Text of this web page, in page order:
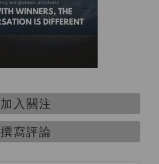
加入關注
撰寫評論